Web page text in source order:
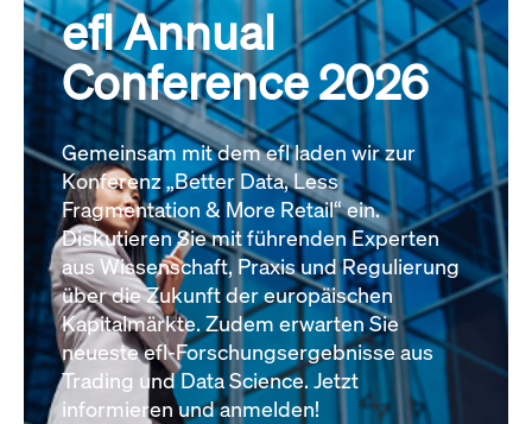
efl Annual
Conference 2026
Gemeinsam mit dem efl laden wir zur
Konferenz „Better Data, Less
Fragmentation & More Retail“ ein.
Diskutieren Sie mit führenden Experten
aus Wissenschaft, Praxis und Regulierung
über die Zukunft der europäischen
Kapitalmärkte. Zudem erwarten Sie
neueste efl-Forschungsergebnisse aus
Trading und Data Science. Jetzt
informieren und anmelden!